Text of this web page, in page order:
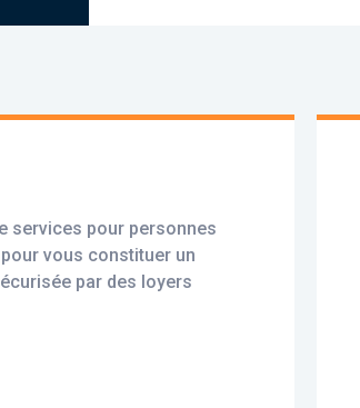
services pour personnes
vous constituer un
par des loyers